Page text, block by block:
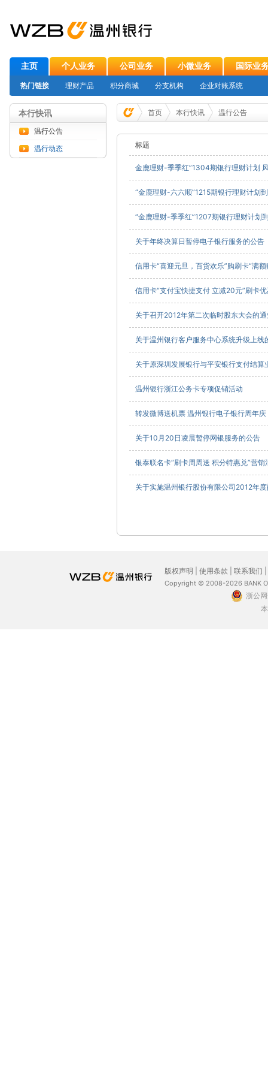
主页 个人业务 公司业务 小微业务 国际业
热门链接 理财产品 积分商城 分支机构 企业对账系统
本行快讯
温行公告
温行动态
首页 本行快讯 温行公告
标题
金鹿理财-季季红”1304期银行理财计划
“金鹿理财-六六顺”1215期银行理财计划
“金鹿理财-季季红”1207期银行理财计划
关于年终决算日暂停电子银行服务的公告
信用卡“喜迎元旦，百货欢乐”购刷卡“满额
信用卡“支付宝快捷支付 立减20元”刷卡
关于召开2012年第二次临时股东大会的通
关于温州银行客户服务中心系统升级上线
关于原深圳发展银行与平安银行支付结算
温州银行浙江公务卡专项促销活动
转发微博送机票 温州银行电子银行周年
关于10月20日凌晨暂停网银服务的公告
银泰联名卡“刷卡周周送 积分特惠兑”营销
关于实施温州银行股份有限公司2012年
版权声明 使用条款 联系我们
Copyright © 2008-2026 BANK
浙公